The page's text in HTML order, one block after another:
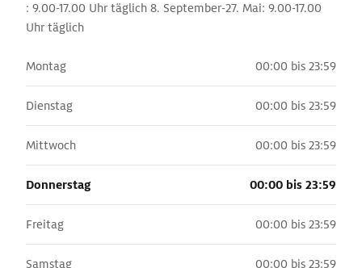
: 9.00-17.00 Uhr täglich 8. September-27. Mai: 9.00-17.00
Uhr täglich
Montag 00:00 bis 23:59
Dienstag 00:00 bis 23:59
Mittwoch 00:00 bis 23:59
Donnerstag 00:00 bis 23:59
Freitag 00:00 bis 23:59
Samstag 00:00 bis 23:59